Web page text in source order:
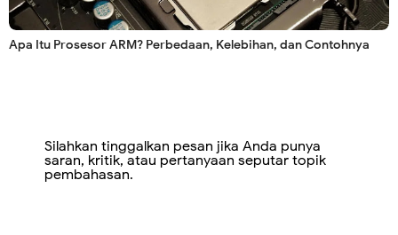
Apa Itu Prosesor ARM? Perbedaan, Kelebihan, dan Contohnya
Silahkan tinggalkan pesan jika Anda punya
saran, kritik, atau pertanyaan seputar topik
pembahasan.